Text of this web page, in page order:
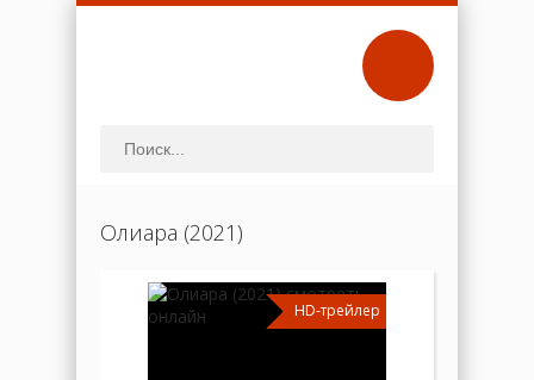
Олиара (2021)
HD-трейлер